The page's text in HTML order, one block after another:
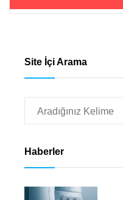
Site İçi Arama
Haberler